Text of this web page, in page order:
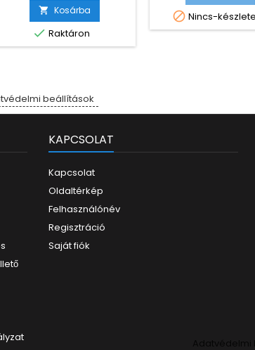
 Kosárba
 Raktáron
 Nincs-
beállítások
KAPCSOLAT
Kapcsolat
Oldaltérkép
Felhasználónév
Regisztráció
Saját fiók